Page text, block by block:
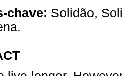
chave: Solidão,